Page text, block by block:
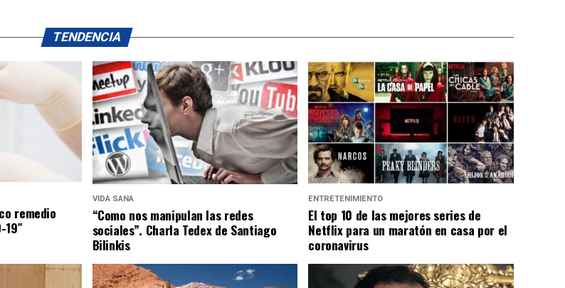
TENDENCIA
remedio
19″
VIDA SANA
“Como nos manipulan las redes
sociales”. Charla Tedex de Santiago
Bilinkis
ENTRETENIMIENTO
El top 10 de las mejores series de
Netflix para un maratón en casa por el
coronavirus